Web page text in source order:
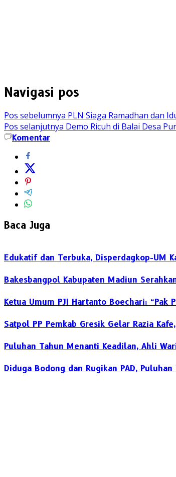
Navigasi pos
Pos sebelumnya PLN Siaga Ramadhan dan
Pos selanjutnya Demo Ricuh di Balai Desa
Komentar
Baca Juga
Edukatif dan Terbuka, Disperdagkop-UM
Bakesbangpol Kabupaten Madiun
Ketua Umum PJI Hartanto Boechari: “Pak
Satpol PP Pemkab Gresik Gelar Razia
‎Puluhan Tahun Menanti Keadilan, Ahli
Diduga Bodong dan Rugikan PAD,